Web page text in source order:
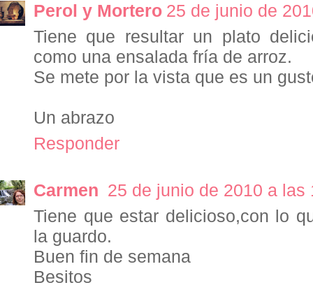
Perol y Mortero 25 de junio de
Tiene que resultar un plato
como una ensalada fría de arroz.
Se mete por la vista que es un
Un abrazo
Responder
Carmen 25 de junio de 2010 a las
Tiene que estar delicioso,con lo
la guardo.
Buen fin de semana
Besitos